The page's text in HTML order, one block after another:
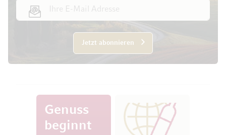
Jetzt abonnieren
Genuss
beginnt